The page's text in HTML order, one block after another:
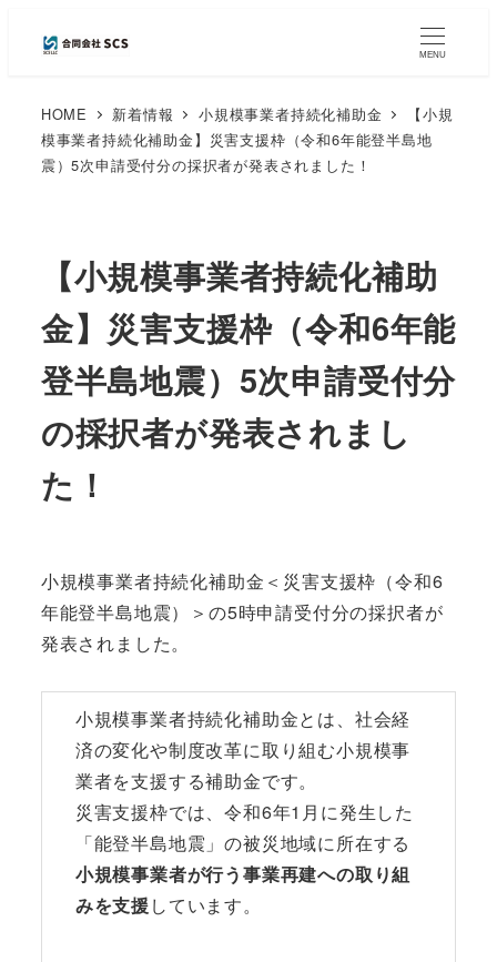
MENU
HOME 新着情報 小規模事業者持続化補助金
【小規
模事業者持続化補助金】災害支援枠（令和6年能登半島地
震）5次申請受付分の採択者が発表されました！
【小規模事業者持続化補助
金】災害支援枠（令和6年能
登半島地震）5次申請受付分
の採択者が発表されまし
た！
小規模事業者持続化補助金＜災害支援枠（令和6
年能登半島地震）＞の5時申請受付分の採択者が
発表されました。
小規模事業者持続化補助金とは、社会経
済の変化や制度改革に取り組む小規模事
業者を支援する補助金です。
災害支援枠では、令和6年1月に発生した
「能登半島地震」の被災地域に所在する
小規模事業者が行う事業再建への取り組
みを支援しています。